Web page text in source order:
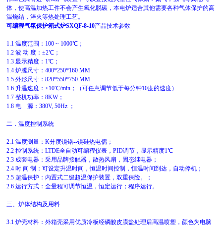
体，使高温加热工件不会产生氧化脱碳，本电炉适合其他需要各种气体保护的高
温烧结，淬火等热处理工艺。
可编程气氛保护箱式炉SXQF-8-10产品技术参数
1.1 温度范围：100 ~ 1000℃；
1.2 波 动 度：±2℃；
1.3 显示精度：1℃；
1.4 炉膛尺寸：400*250*160 MM
1.5 外形尺寸：820*550*750 MM
1.6 升温速度：≤10℃/min；（可任意调节低于每分钟10度的速度）
1.7 整机功率：8KW；
1.8 电 源：380V, 50Hz ；
二．温度控制系统
2.1 温度测量：K分度镍铬--镍硅热电偶；
2.2 控制系统：LTDE全自动可编程仪表，PID调节，显示精度1℃
2.3 成套电器：采用品牌接触器，散热风扇，固态继电器；
2.4 时 间 制：可设定升温时间，恒温时间控制，恒温时间到达，自动停机；
2.5 超温保护：内置式二级超温保护装置，双重保险。；
2.6 运行方式：全量程可调节恒温，恒定运行；程序运行。
三、炉体结构及用料
3.1 炉壳材料：外箱壳采用优质冷板经磷酸皮膜盐处理后高温喷塑，颜色为电脑